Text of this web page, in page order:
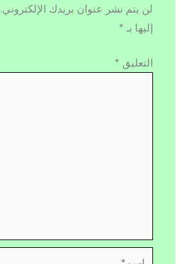
لن يتم نشر عنوان بريدك الإلكتروني.
إليها بـ *
التعليق *
اسم*